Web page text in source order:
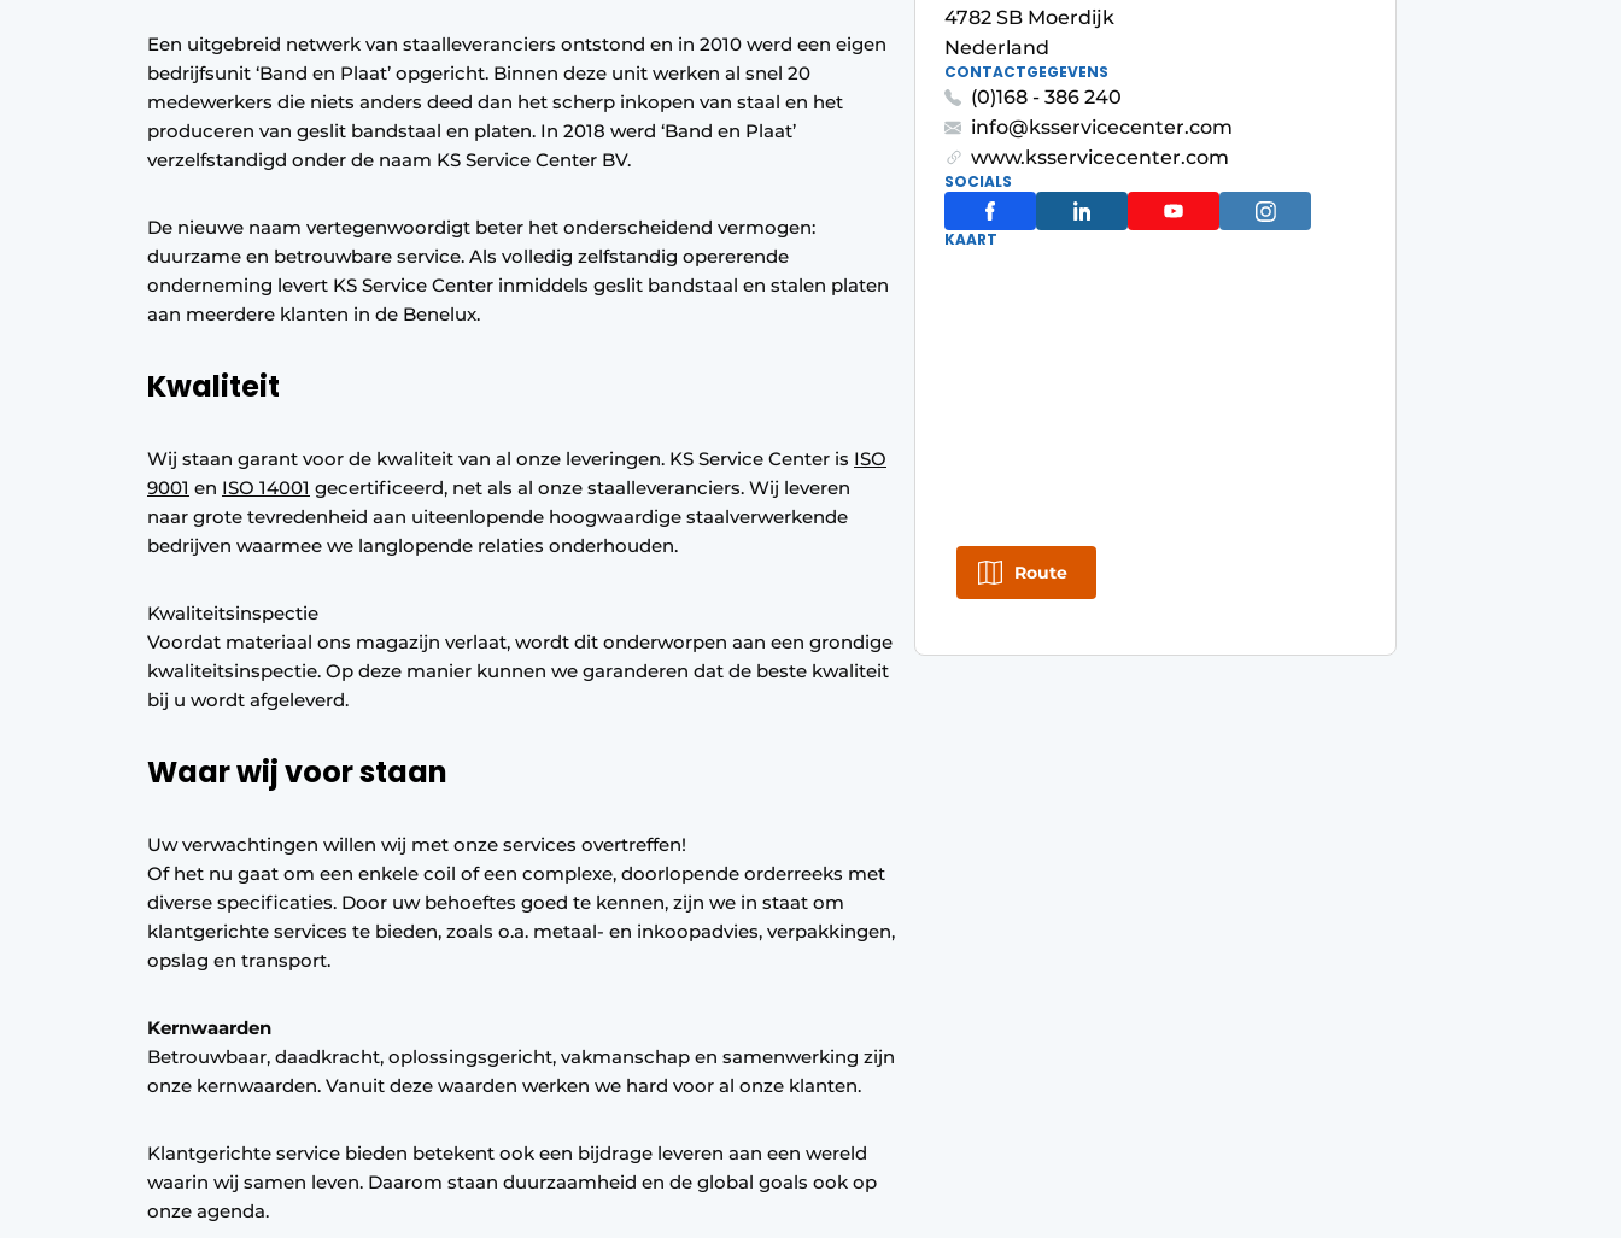
Een uitgebreid netwerk van staalleveranciers ontstond en in 2010 werd een eigen
bedrijfsunit ‘Band en Plaat’ opgericht. Binnen deze unit werken al snel 20
medewerkers die niets anders deed dan het scherp inkopen van staal en het
produceren van geslit bandstaal en platen. In 2018 werd ‘Band en Plaat’
verzelfstandigd onder de naam KS Service Center BV.
De nieuwe naam vertegenwoordigt beter het onderscheidend vermogen:
duurzame en betrouwbare service. Als volledig zelfstandig opererende
onderneming levert KS Service Center inmiddels geslit bandstaal en stalen platen
aan meerdere klanten in de Benelux.
Kwaliteit
Wij staan garant voor de kwaliteit van al onze leveringen. KS Service Center is ISO
9001 en ISO 14001 gecertificeerd, net als al onze staalleveranciers. Wij leveren
naar grote tevredenheid aan uiteenlopende hoogwaardige staalverwerkende
bedrijven waarmee we langlopende relaties onderhouden.
Kwaliteitsinspectie
Voordat materiaal ons magazijn verlaat, wordt dit onderworpen aan een grondige
kwaliteitsinspectie. Op deze manier kunnen we garanderen dat de beste kwaliteit
bij u wordt afgeleverd.
Waar wij voor staan
Uw verwachtingen willen wij met onze services overtreffen!
Of het nu gaat om een enkele coil of een complexe, doorlopende orderreeks met
diverse specificaties. Door uw behoeftes goed te kennen, zijn we in staat om
klantgerichte services te bieden, zoals o.a. metaal- en inkoopadvies, verpakkingen,
opslag en transport.
Kernwaarden
Betrouwbaar, daadkracht, oplossingsgericht, vakmanschap en samenwerking zijn
onze kernwaarden. Vanuit deze waarden werken we hard voor al onze klanten.
Klantgerichte service bieden betekent ook een bijdrage leveren aan een wereld
waarin wij samen leven. Daarom staan duurzaamheid en de global goals ook op
onze agenda.
4782 SB Moerdijk
Nederland
CONTACTGEGEVENS
(0)168 - 386 240
info@ksservicecenter.com
www.ksservicecenter.com
SOCIALS
KAART
Route